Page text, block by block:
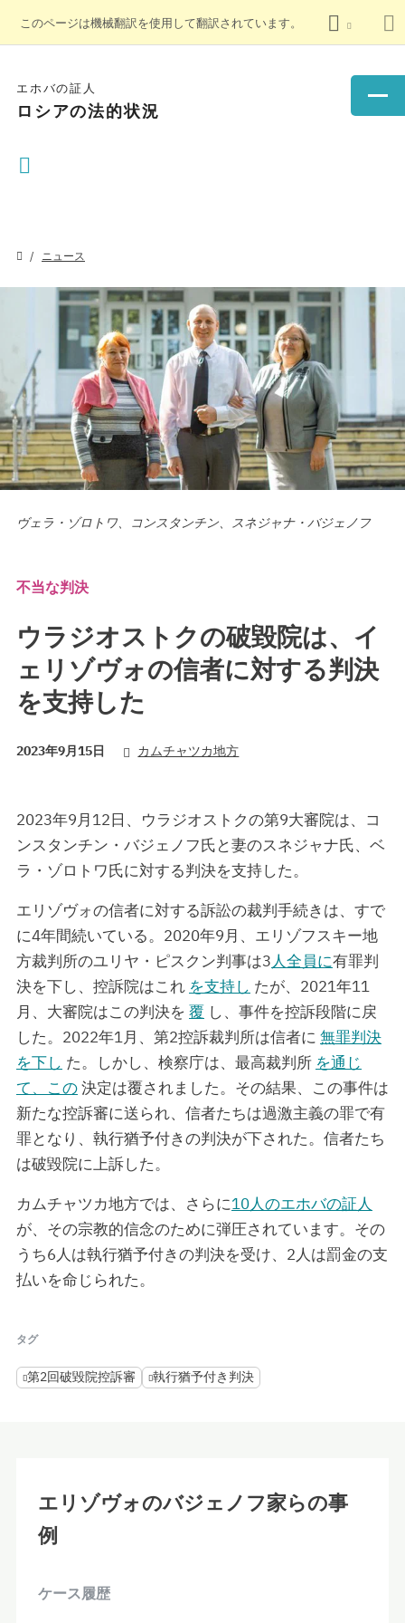
このページは機械翻訳を使用して翻訳されています。
エホバの証人
ロシアの法的状況
ニュース
ヴェラ・ゾロトワ、コンスタンチン、スネジャナ・バジェノフ
不当な判決
ウラジオストクの破毀院は、イ
ェリゾヴォの信者に対する判決
を支持した
2023年9月15日 カムチャツカ地方
2023年9月12日、ウラジオストクの第9大審院は、コ
ンスタンチン・バジェノフ氏と妻のスネジャナ氏、ベ
ラ・ゾロトワ氏に対する判決を支持した。
エリゾヴォの信者に対する訴訟の裁判手続きは、すで
に4年間続いている。2020年9月、エリゾフスキー地
方裁判所のユリヤ・ピスクン判事は3人全員に有罪判
決を下し、控訴院はこれ を支持し たが、2021年11
月、大審院はこの判決を 覆 し、事件を控訴段階に戻
した。2022年1月、第2控訴裁判所は信者に 無罪判決
を下し た。しかし、検察庁は、最高裁判所 を通じ
て、この決定は覆されました。その結果、この事件は
新たな控訴審に送られ、信者たちは過激主義の罪で有
罪となり、執行猶予付きの判決が下された。信者たち
は破毀院に上訴した。
カムチャツカ地方では、さらに10人のエホバの証人
が、その宗教的信念のために弾圧されています。その
うち6人は執行猶予付きの判決を受け、2人は罰金の支
払いを命じられた。
タグ
第2回破毀院控訴審 執行猶予付き判決
エリゾヴォのバジェノフ家らの事
例
ケース履歴